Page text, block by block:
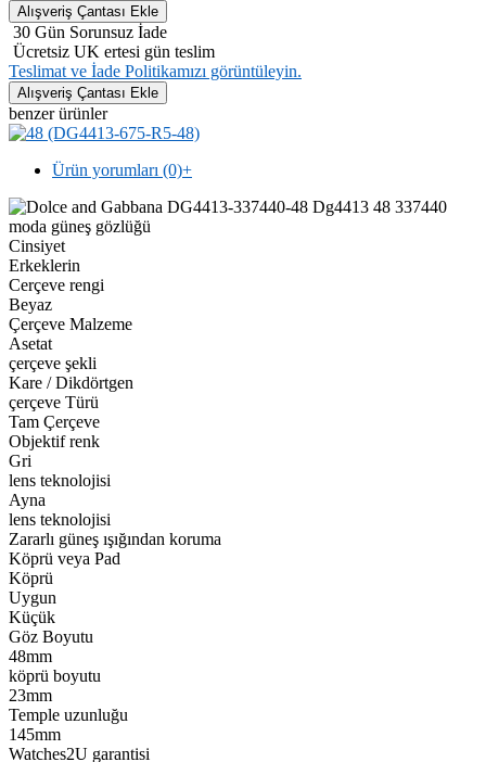
30 Gün Sorunsuz İade
Ücretsiz UK ertesi gün teslim
Teslimat ve İade Politikamızı görüntüleyin.
benzer ürünler
Ürün yorumları (0)+
Cinsiyet
Erkeklerin
Cerçeve rengi
Beyaz
Çerçeve Malzeme
Asetat
çerçeve şekli
Kare / Dikdörtgen
çerçeve Türü
Tam Çerçeve
Objektif renk
Gri
lens teknolojisi
Ayna
lens teknolojisi
Zararlı güneş ışığından koruma
Köprü veya Pad
Köprü
Uygun
Küçük
Göz Boyutu
48mm
köprü boyutu
23mm
Temple uzunluğu
145mm
Watches2U garantisi